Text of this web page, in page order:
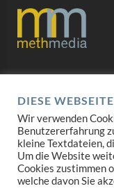
Datenschutz
Impressum
AGB
Mediadaten
DIESE
Wir verwenden
Benutzererfahrung
kleine Textdateien,
Um die Website
Cookies zustimmen
welche davon Sie